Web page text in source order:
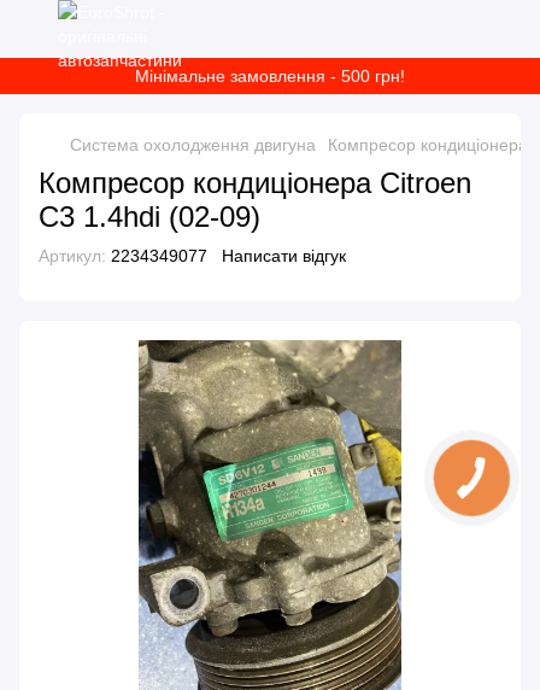
Мінімальне замовлення - 500 грн!
Система охолодження двигуна Компресор кондиціонера
Компресор кондиціонера Citroen
C3 1.4hdi (02-09)
Артикул: 2234349077 Написати відгук